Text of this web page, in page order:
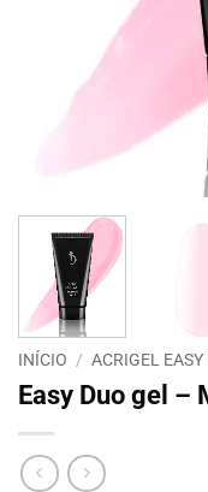
INÍCIO / ACRIGEL EASY
Easy Duo gel –